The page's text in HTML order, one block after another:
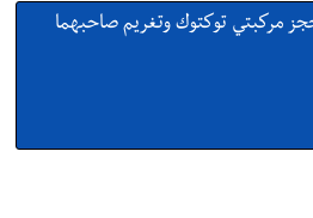
مركبتي توكتوك وتغريم صاحبهما